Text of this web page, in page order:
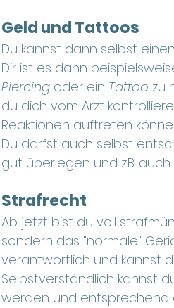
Geld und Tattoos
Du kannst dann selbst einen
Dir ist es dann
Piercing oder ein Tattoo zu
du dich vom Arzt
Reaktionen auftreten
Du darfst auch selbst
gut überlegen und z.B.
Strafrecht
Ab jetzt bist du voll
sondern das "normale"
verantwortlich und kannst
Selbstverständlich kannst
werden und entsprechend